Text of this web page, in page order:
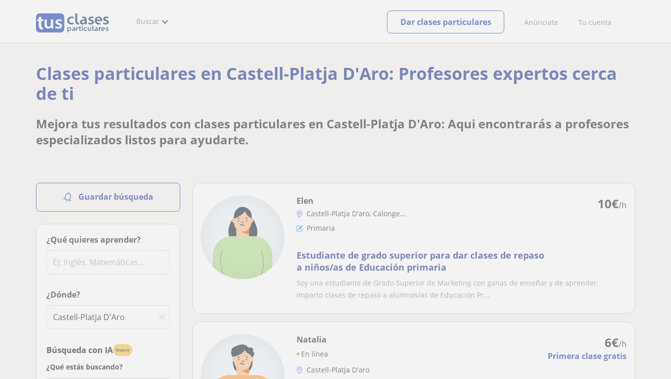
Buscar Anúnciate Tu cuenta
Dar clases particulares
Clases particulares en Castell-Platja D'Aro: Profesores expertos cerca
de ti
Mejora tus resultados con clases particulares en Castell-Platja D'Aro: Aqui encontrarás a profesores
especializados listos para ayudarte.
Guardar búsqueda
¿Qué quieres aprender?
¿Dónde?
Búsqueda con IA Nuevo
¿Qué estás buscando?
10€/h
Elen
Castell-Platja D'aro, Calonge...
Primaria
Estudiante de grado superior para dar clases de repaso
a niños/as de Educación primaria
Soy una estudiante de Grado Superior de Marketing con ganas de enseñar y de aprender.
Imparto clases de repaso a alumnos/as de Educación Pr...
6€/h
Primera clase gratis
Natalia
En línea
Castell-Platja D'aro